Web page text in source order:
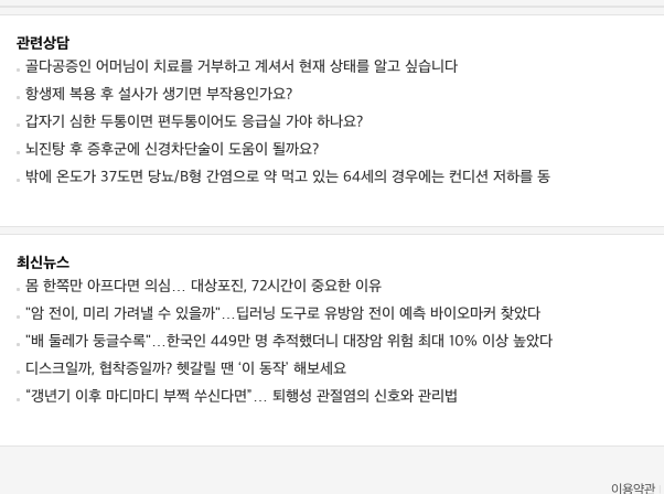
관련상담
골다공증인 어머님이 치료를 거부하고 계셔서 현재 상태를 알고 싶습니다
항생제 복용 후 설사가 생기면 부작용인가요?
갑자기 심한 두통이면 편두통이어도 응급실 가야 하나요?
뇌진탕 후 증후군에 신경차단술이 도움이 될까요?
밖에 온도가 37도면 당뇨/B형 간염으로 약 먹고 있는 64세의 경우에는 컨디션 저하를 동
최신뉴스
몸 한쪽만 아프다면 의심… 대상포진, 72시간이 중요한 이유
"암 전이, 미리 가려낼 수 있을까"…딥러닝 도구로 유방암 전이 예측 바이오마커 찾았다
"배 둘레가 둥글수록"…한국인 449만 명 추적했더니 대장암 위험 최대 10% 이상 높았다
디스크일까, 협착증일까? 헷갈릴 땐 ‘이 동작’ 해보세요
“갱년기 이후 마디마디 부쩍 쑤신다면”… 퇴행성 관절염의 신호와 관리법
이용약관